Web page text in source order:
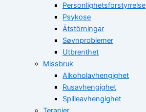
Personlighetsforstyrrelse
Psykose
Ätstörningar
Søvnproblemer
Utbrenthet
Missbruk
Alkoholavhengighet
Rusavhengighet
Spilleavhengighet